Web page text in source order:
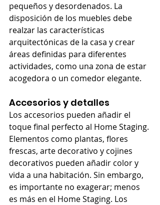
pequeños y desordenados. La
disposición de los muebles debe
realzar las características
arquitectónicas de la casa y crear
áreas definidas para diferentes
actividades, como una zona de estar
acogedora o un comedor elegante.
Accesorios y detalles
Los accesorios pueden añadir el
toque final perfecto al Home Staging.
Elementos como plantas, flores
frescas, arte decorativo y cojines
decorativos pueden añadir color y
vida a una habitación. Sin embargo,
es importante no exagerar; menos
es más en el Home Staging. Los